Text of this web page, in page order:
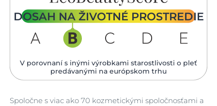
DOSAH NA ŽIVOTNÉ PROSTREDIE
V porovnaní s inými výrobkami starostlivosti o pleť
predávanými na európskom trhu
Spoločne s viac ako 70 kozmetickými spoločnosťami a